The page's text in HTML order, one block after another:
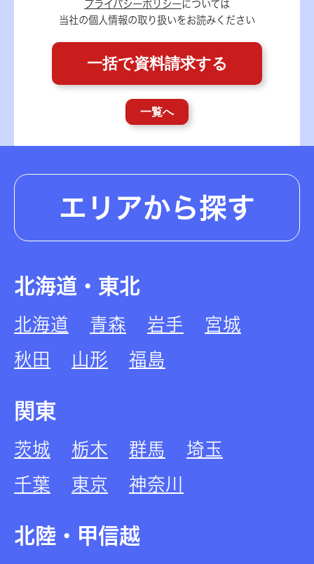
プライバシーポリシーについては
当社の個人情報の取り扱いをお読みください
一覧へ
エリアから探す
北海道・東北
北海道 青森 岩手
宮城
秋田
山形 福島
関東
茨城 栃木 群馬
埼玉
千葉
東京 神奈川
北陸・甲信越